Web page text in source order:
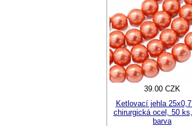
39.00 CZK
Ketlovací jehla
chirurgická ocel, 50
barva